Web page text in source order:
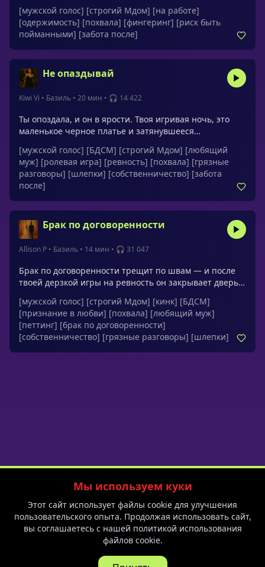
напряжение, потом открыто просит твоего «да» и
проговаривает каждый следующий шаг. В центре
истории безопасная игра с контролем: медленный
темп, постоянные чек-ины взглядом и голосом,
возможность остановиться в любой
момент.Обращения: милая, моя хорошая, детка,
солнышко, моя девочка, моя женщина, умница, моя
[мужской голос] [строгий Мдом] [на работе]
[одержимость] [похвала] [фингеринг] [риск быть
пойманными] [забота после]
Не опаздывай
Kiwi Vi • Базиль • 20 мин • 🎧 14 422
Ты опоздала, и он в ярости. Твоя игривая ночь, это
маленькое черное платье и затянувшееся
что начинается как напряженная конфронтация,
перерастает в грубую, собственническую страсть,
доказывающую, что вы принадлежите друг другу в
буре желания.Обращения: малышка, детка, милая,
маленькая, испорченная шлюшка, маленькая
шалунья, моя девочка, умница, распутная принцесса,
грязная шлюшка, непослушная девочка
[мужской голос] [БДСМ] [строгий Мдом] [любящий
муж] [ролевая игра] [ревность] [похвала] [грязные
разговоры] [шлепки] [собственничество] [забота
после]
Брак по договоренности
Allison P • Базиль • 14 мин • 🎧 31 047
Брак по договоренности трещит по швам — и после
твоей дерзкой игры на ревность он закрывает дверь и
тебя. Холодная война тает в поцелуях и уверенной,
согласованной близости. История о том, как снова
почувствовать себя единственной и по-настоящему
желанной.Упомянутые обращения: милая, любимая,
дорогая, детка
[мужской голос] [строгий Мдом] [кинк] [БДСМ]
[признание в любви] [похвала] [любящий муж]
[петтинг] [брак по договоренности]
[собственничество] [грязные разговоры] [шлепки]
Неожиданный звонок
Пользовательское соглашение
F.A.Q.Спешл на 8 марта
help@yessa.app
Мы используем куки
Этот сайт использует файлы cookie для улучшения
пользовательского опыта. Продолжая использовать сайт,
вы соглашаетесь с нашей политикой использования
файлов cookie.